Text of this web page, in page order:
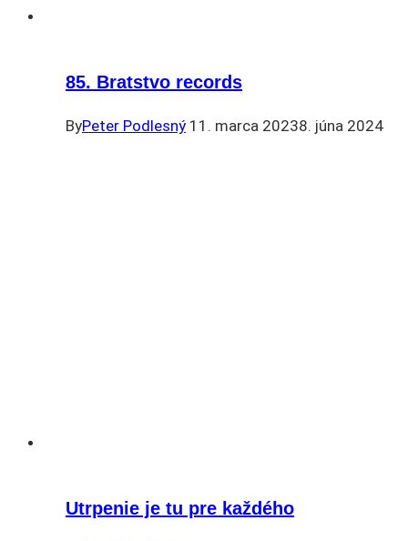
85. Bratstvo records
ByPeter Podlesný 11. marca 20238. júna 2024
Utrpenie je tu pre každého